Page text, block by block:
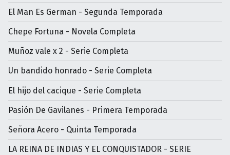
El Man Es German - Segunda Temporada
Chepe Fortuna - Novela Completa
Muñoz vale x 2 - Serie Completa
Un bandido honrado - Serie Completa
El hijo del cacique - Serie Completa
Pasión De Gavilanes - Primera Temporada
Señora Acero - Quinta Temporada
LA REINA DE INDIAS Y EL CONQUISTADOR - SERIE